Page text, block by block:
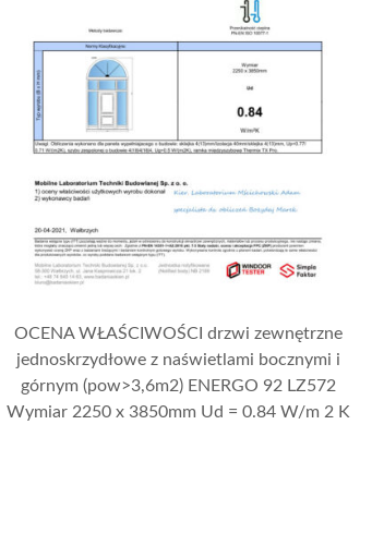
OCENA WŁAŚCIWOŚCI drzwi zewnętrzne
jednoskrzydłowe z naświetlami bocznymi i
górnym (pow>3,6m2) ENERGO 92 LZ572
Wymiar 2250 x 3850mm Ud = 0.84 W/m 2 K